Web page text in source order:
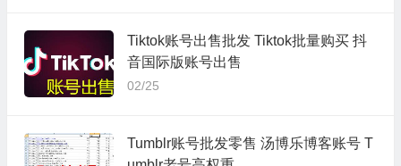
Tiktok账号出售批发 Tiktok批量购买 抖
音国际版账号出售
02/25
Tumblr账号批发零售 汤博乐博客账号 T